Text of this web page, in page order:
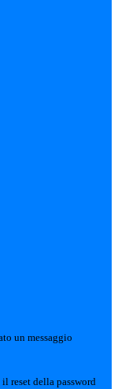
un messaggio
reset della password